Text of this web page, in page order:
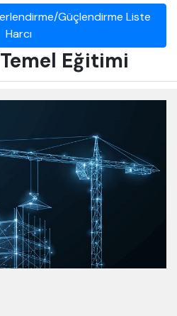
Güçlendirme Liste
Harcı
Eğitimi